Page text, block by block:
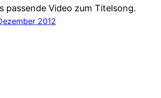
passende Video zum Titelsong.
2012